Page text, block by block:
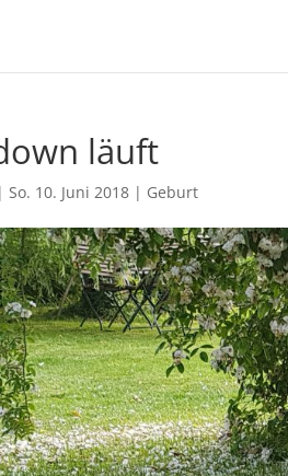
läuft
|So. 10. Juni 2018 | Geburt